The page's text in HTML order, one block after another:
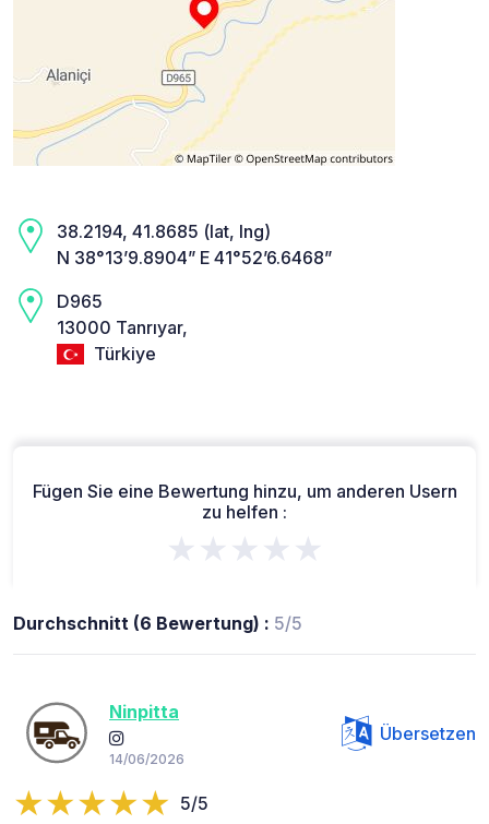
38.2194, 41.8685 (lat, lng)
N 38°13’9.8904” E 41°52’6.6468”
D965
13000 Tanrıyar,
Türkiye
Fügen Sie eine Bewertung hinzu, um anderen Usern
zu helfen :
★★★★★
Durchschnitt (6 Bewertung) : 5/5
Ninpitta
14/06/2026
Übersetzen
5/5